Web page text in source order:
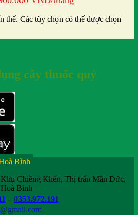
thể. Các tùy chọn có thể được chọn
cây thuốc quý
Bình
Chiềng Khến, Thị trấn Mãn Đức,
Bình
– 0353.972.191